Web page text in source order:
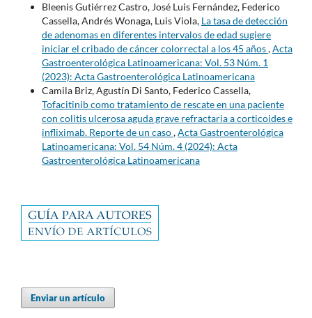
Bleenis Gutiérrez Castro, José Luis Fernández, Federico
Cassella, Andrés Wonaga, Luis Viola, La tasa de detección
de adenomas en diferentes intervalos de edad sugiere
iniciar el cribado de cáncer colorrectal a los 45 años,Acta
Gastroenterológica Latinoamericana: Vol. 53 Núm. 1
(2023): Acta Gastroenterológica Latinoamericana
Camila Briz, Agustín Di Santo, Federico Cassella,
Tofacitinib como tratamiento de rescate en una paciente
con colitis ulcerosa aguda grave refractaria a corticoides e
infliximab. Reporte de un caso,Acta Gastroenterológica
Latinoamericana: Vol. 54 Núm. 4 (2024): Acta
Gastroenterológica Latinoamericana
Enviar un artículo